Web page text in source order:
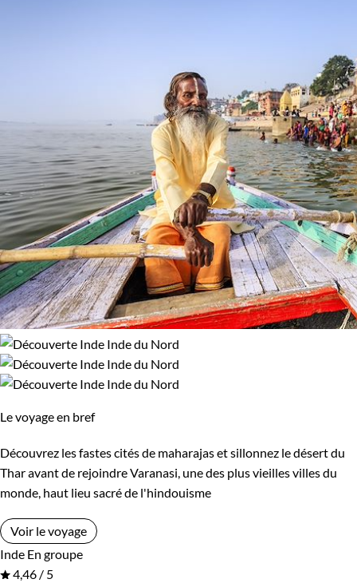
Le voyage en bref
Découvrez les fastes cités de maharajas et sillonnez le désert du
Thar avant de rejoindre Varanasi, une des plus vieilles villes du
monde, haut lieu sacré de l'hindouisme
Voir le voyage
Inde En groupe
4,46 / 5